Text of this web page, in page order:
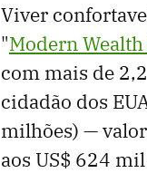
Viver
"Modern
com mais de
cidadão dos
milhões) —
aos US$ 624